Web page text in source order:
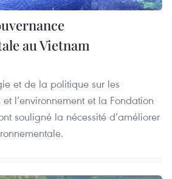
au Vietnam
et de la politique sur les
l’environnement et la Fondation
souligné la nécessité d’améliorer